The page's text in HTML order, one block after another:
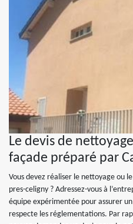
Le devis de
façade préparé par
Vous devez réaliser le nettoyage ou
pres-celigny ? Adressez-vous à
équipe expérimentée pour assurer
respecte les réglementations. Par